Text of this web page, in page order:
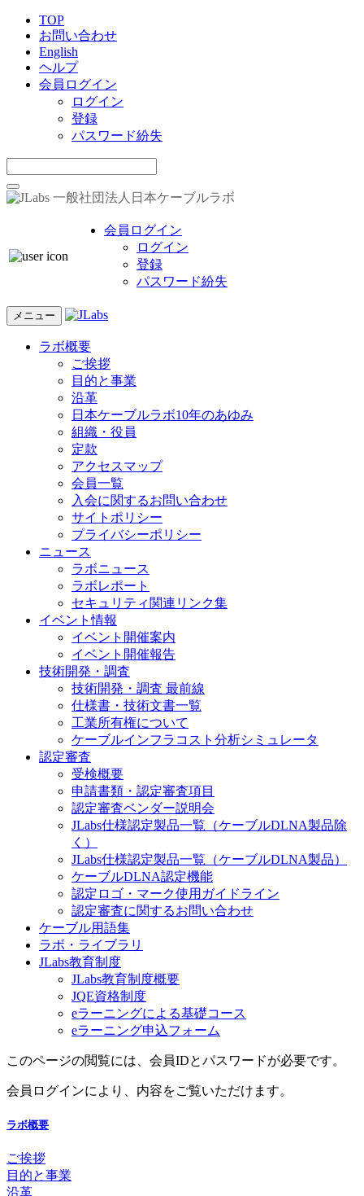
TOP
お問い合わせ
English
ヘルプ
会員ログイン
ログイン
登録
パスワード紛失
一般社団法人日本ケーブルラボ
会員ログイン
ログイン
登録
パスワード紛失
メニュー
ラボ概要
ご挨拶
目的と事業
沿革
日本ケーブルラボ10年のあゆみ
組織・役員
定款
アクセスマップ
会員一覧
入会に関するお問い合わせ
サイトポリシー
プライバシーポリシー
ニュース
ラボニュース
ラボレポート
セキュリティ関連リンク集
イベント情報
イベント開催案内
イベント開催報告
技術開発・調査
技術開発・調査 最前線
仕様書・技術文書一覧
工業所有権について
ケーブルインフラコスト分析シミュレータ
認定審査
受検概要
申請書類・認定審査項目
認定審査ベンダー説明会
JLabs仕様認定製品一覧（ケーブルDLNA製品除
く）
JLabs仕様認定製品一覧（ケーブルDLNA製品）
ケーブルDLNA認定機能
認定ロゴ・マーク使用ガイドライン
認定審査に関するお問い合わせ
ケーブル用語集
ラボ・ライブラリ
JLabs教育制度
JLabs教育制度概要
JQE資格制度
eラーニングによる基礎コース
eラーニング申込フォーム
このページの閲覧には、会員IDとパスワードが必要です。
会員ログインにより、内容をご覧いただけます。
ラボ概要
ご挨拶
目的と事業
沿革